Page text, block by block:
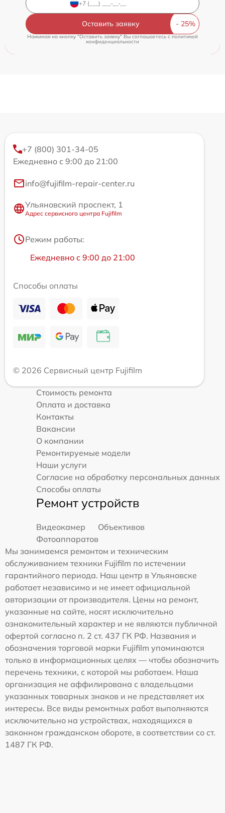
Оставить заявку
Нажимая на кнопку "Оставить заявку" Вы соглашаетесь c политикой
конфиденциальности
+7 (800) 301-34-05
Ежедневно с 9:00 до 21:00
info@fujifilm-repair-center.ru
Ульяновский проспект, 1
Адрес сервисного центра Fujifilm
Режим работы:
Ежедневно с 9:00 до 21:00
Способы оплаты
© 2026 Сервисный центр Fujifilm
Стоимость ремонта
Оплата и доставка
Контакты
Вакансии
О компании
Ремонтируемые модели
Наши услуги
Согласие на обработку персональных данных
Способы оплаты
Ремонт устройств
Видеокамер
Объективов
Фотоаппаратов
Мы занимаемся ремонтом и техническим
обслуживанием техники Fujifilm по истечении
гарантийного периода. Наш центр в Ульяновске
работает независимо и не имеет официальной
авторизации от производителя. Цены на ремонт,
указанные на сайте, носят исключительно
ознакомительный характер и не являются публичной
офертой согласно п. 2 ст. 437 ГК РФ. Названия и
обозначения торговой марки Fujifilm упоминаются
только в информационных целях — чтобы обозначить
перечень техники, с которой мы работаем. Наша
организация не аффилирована с владельцами
указанных товарных знаков и не представляет их
интересы. Все виды ремонтных работ выполняются
исключительно на устройствах, находящихся в
законном гражданском обороте, в соответствии со ст.
1487 ГК РФ.